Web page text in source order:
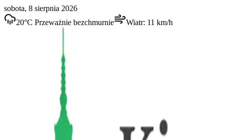
sobota, 8 sierpnia 2026
20°C Przeważnie bezchmurnie Wiatr: 11 km/h